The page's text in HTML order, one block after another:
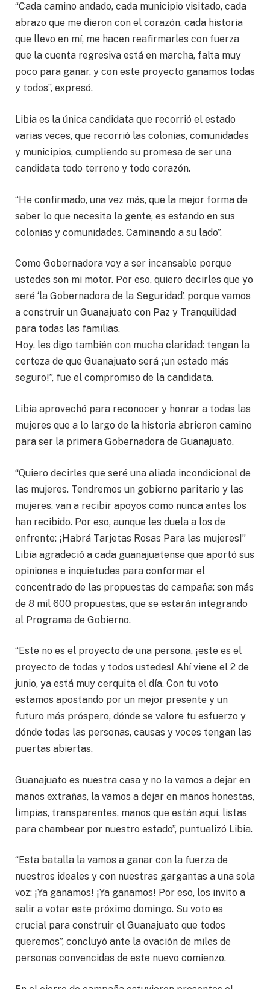
“Cada camino andado, cada municipio visitado, cada
abrazo que me dieron con el corazón, cada historia
que llevo en mí, me hacen reafirmarles con fuerza
que la cuenta regresiva está en marcha, falta muy
poco para ganar, y con este proyecto ganamos todas
y todos”, expresó.
Libia es la única candidata que recorrió el estado
varias veces, que recorrió las colonias, comunidades
y municipios, cumpliendo su promesa de ser una
candidata todo terreno y todo corazón.
“He confirmado, una vez más, que la mejor forma de
saber lo que necesita la gente, es estando en sus
colonias y comunidades. Caminando a su lado”.
Como Gobernadora voy a ser incansable porque
ustedes son mi motor. Por eso, quiero decirles que yo
seré ‘la Gobernadora de la Seguridad’, porque vamos
a construir un Guanajuato con Paz y Tranquilidad
para todas las familias.
Hoy, les digo también con mucha claridad: tengan la
certeza de que Guanajuato será ¡un estado más
seguro!”, fue el compromiso de la candidata.
Libia aprovechó para reconocer y honrar a todas las
mujeres que a lo largo de la historia abrieron camino
para ser la primera Gobernadora de Guanajuato.
“Quiero decirles que seré una aliada incondicional de
las mujeres. Tendremos un gobierno paritario y las
mujeres, van a recibir apoyos como nunca antes los
han recibido. Por eso, aunque les duela a los de
enfrente: ¡Habrá Tarjetas Rosas Para las mujeres!”
Libia agradeció a cada guanajuatense que aportó sus
opiniones e inquietudes para conformar el
concentrado de las propuestas de campaña: son más
de 8 mil 600 propuestas, que se estarán integrando
al Programa de Gobierno.
“Este no es el proyecto de una persona, ¡este es el
proyecto de todas y todos ustedes! Ahí viene el 2 de
junio, ya está muy cerquita el día. Con tu voto
estamos apostando por un mejor presente y un
futuro más próspero, dónde se valore tu esfuerzo y
dónde todas las personas, causas y voces tengan las
puertas abiertas.
Guanajuato es nuestra casa y no la vamos a dejar en
manos extrañas, la vamos a dejar en manos honestas,
limpias, transparentes, manos que están aquí, listas
para chambear por nuestro estado”, puntualizó Libia.
“Esta batalla la vamos a ganar con la fuerza de
nuestros ideales y con nuestras gargantas a una sola
voz: ¡Ya ganamos! ¡Ya ganamos! Por eso, los invito a
salir a votar este próximo domingo. Su voto es
crucial para construir el Guanajuato que todos
queremos”, concluyó ante la ovación de miles de
personas convencidas de este nuevo comienzo.